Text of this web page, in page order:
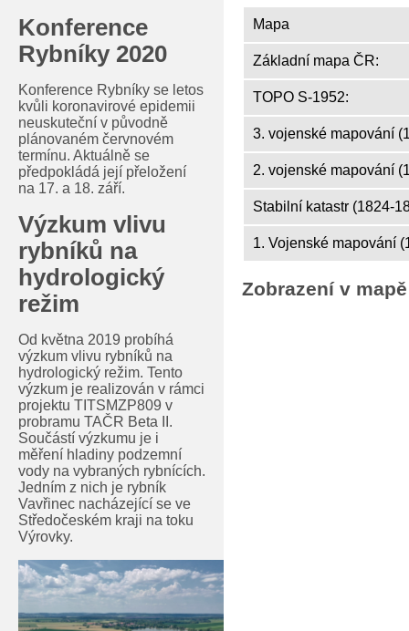
Konference
Rybníky 2020
Konference Rybníky se letos
kvůli koronavirové epidemii
neuskuteční v původně
plánovaném červnovém
termínu. Aktuálně se
předpokládá její přeložení
na 17. a 18. září.
Výzkum vlivu
rybníků na
hydrologický
režim
Od května 2019 probíhá
výzkum vlivu rybníků na
hydrologický režim. Tento
výzkum je realizován v rámci
projektu TITSMZP809 v
probramu TAČR Beta II.
Součástí výzkumu je i
měření hladiny podzemní
vody na vybraných rybnících.
Jedním z nich je rybník
Vavřinec nacházející se ve
Středočeském kraji na toku
Výrovky.
Mapa
Základní mapa ČR:
TOPO S-1952:
3. vojenské mapování
2. vojenské mapování
Stabilní katastr (1824-
1. Vojenské mapování
Zobrazení v mapě